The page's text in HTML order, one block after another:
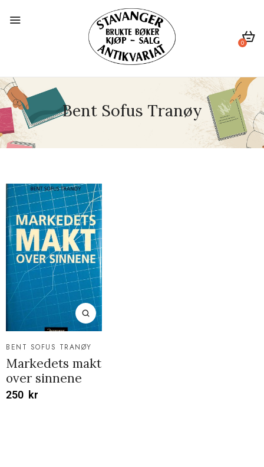
0
Bent Sofus Tranøy
BENT SOFUS TRANØY
Markedets makt
over sinnene
250 kr